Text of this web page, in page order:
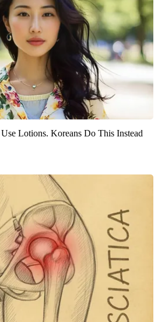
Lotions. Koreans Do This Instead